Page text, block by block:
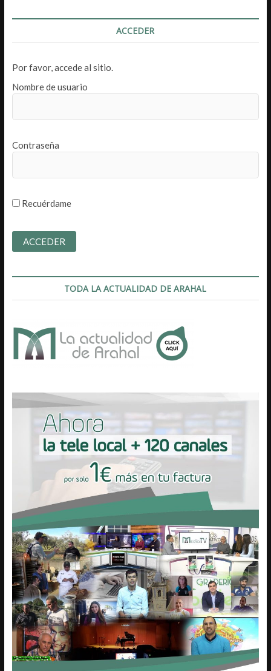
ACCEDER
Por favor, accede al sitio.
Nombre de usuario
Contraseña
Recuérdame
TODA LA ACTUALIDAD DE ARAHAL